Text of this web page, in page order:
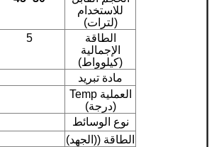
للاستخدام
(لترات)
الطاقة
الإجمالية
(كيلوواط)
5
مادة تبريد
العملية Temp
(درجة)
نوع الوسائط
الطاقة ((الجهد)